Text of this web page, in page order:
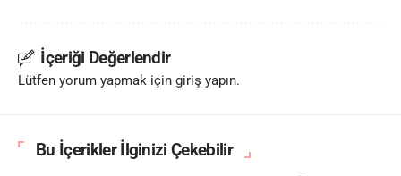
İçeriği Değerlendir
Lütfen yorum yapmak için giriş yapın.
Bu İçerikler İlginizi Çekebilir